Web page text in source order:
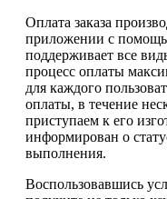
Оплата заказа
приложении с
поддерживает все
процесс оплаты
для каждого
оплаты, в течение
приступаем к его
информирован о
выполнения.
Воспользовавшись